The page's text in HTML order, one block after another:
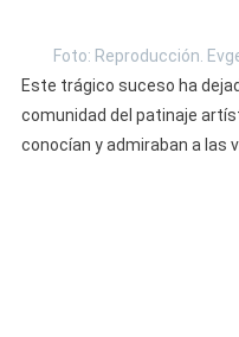
Foto: Reproducción.
Este trágico suceso ha
comunidad del patinaje
conocían y admiraban a las